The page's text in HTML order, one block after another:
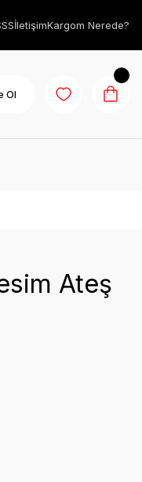
İletişimKargom Nerede?
Ol
Ateş